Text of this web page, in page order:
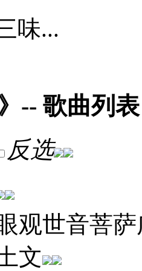
味...
-- 歌曲列表
反选
观世音菩
文